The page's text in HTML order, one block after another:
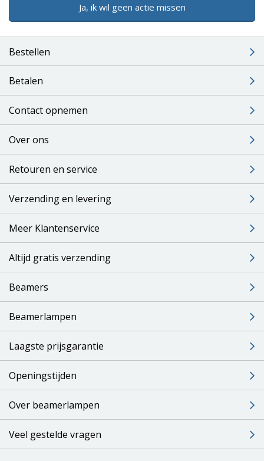
Ja, ik wil geen actie missen
Bestellen
Betalen
Contact opnemen
Over ons
Retouren en service
Verzending en levering
Meer Klantenservice
Altijd gratis verzending
Beamers
Beamerlampen
Laagste prijsgarantie
Openingstijden
Over beamerlampen
Veel gestelde vragen